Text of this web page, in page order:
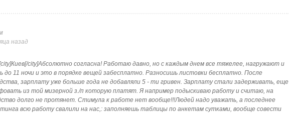
назад
city]Абсолютно согласна! Работаю давно, но с каждым днем все тяжелее, нагружают и
11 ночи и это в порядке вещей забесплатно. Разносишь листовки бесплатно. После
зарплату уже больше года не добавляли 5 - ти гривен. Зарплату стали задерживать, еще
из той мизерной з./п которую платят. Я например подыскиваю работу и считаю, на
долго не протянет. Стимула к работе нет вообще!!!Людей надо уважать, а последнее
всю работу свалили на нас,: заполняешь таблицы по анкетам сутками, вообще совести